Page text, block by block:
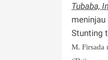
Tubaba,
Stunting
M. Firsada